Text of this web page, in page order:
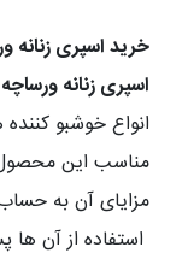
خرید اسپری زنانه
اسپری زنانه
انواع خوشبو
مناسب این محصول
مزایای آن به
استفاده از آن ‌ها